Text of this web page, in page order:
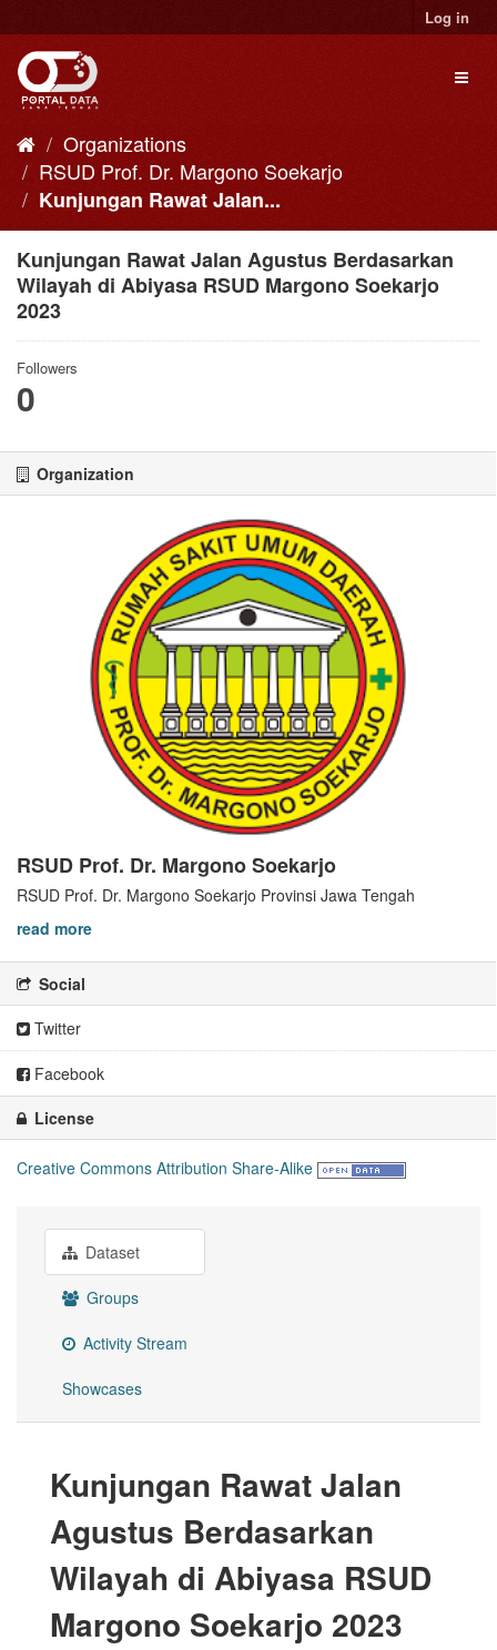
to
content
Log in
Organizations
RSUD Prof. Dr. Margono Soekarjo
Kunjungan Rawat Jalan...
Kunjungan Rawat Jalan Agustus Berdasarkan
Wilayah di Abiyasa RSUD Margono Soekarjo
2023
Followers
0
Organization
RSUD Prof. Dr. Margono Soekarjo
RSUD Prof. Dr. Margono Soekarjo Provinsi Jawa Tengah
read more
Social
Twitter
Facebook
License
Creative Commons Attribution Share-Alike
Dataset
Groups
Activity Stream
Showcases
Kunjungan Rawat Jalan
Agustus Berdasarkan
Wilayah di Abiyasa RSUD
Margono Soekarjo 2023